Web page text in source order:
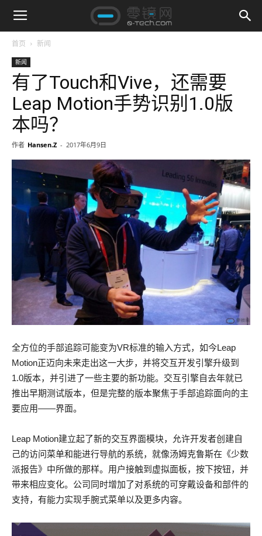
首页 新闻
新闻
有了Touch和Vive，还需要
Leap Motion手势识别1.0版
本吗？
作者 Hansen.Z - 2017年6月9日
全方位的手部追踪可能变为VR标准的输入方式，如今Leap
Motion正迈向未来走出这一大步，并将交互开发引擎升级到
1.0版本，并引进了一些主要的新功能。交互引擎自去年就已
推出早期测试版本，但是完整的版本聚焦于手部追踪面向的主
要应用——界面。
Leap Motion建立起了新的交互界面模块，允许开发者创建自
己的访问菜单和能进行导航的系统，就像汤姆克鲁斯在《少数
派报告》中所做的那样。用户接触到虚拟面板，按下按钮，并
带来相应变化。公司同时增加了对系统的可穿戴设备和部件的
支持，有能力实现手腕式菜单以及更多内容。